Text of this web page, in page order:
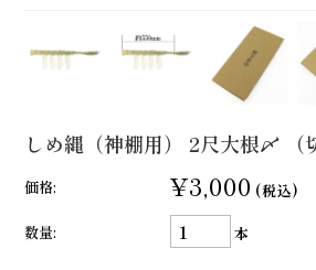
しめ縄（神棚用） 2尺大根〆 （
価格: ¥3,000 (税込)
数量:
本